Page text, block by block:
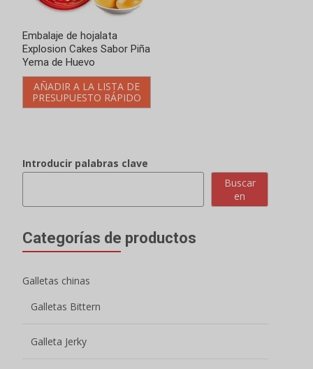
Embalaje de hojalata
Explosion Cakes Sabor Piña
Yema de Huevo
AÑADIR A LA LISTA DE
PRESUPUESTO RÁPIDO
Introducir palabras clave
Buscar
en
Categorías de productos
Galletas chinas
Galletas Bittern
Galleta Jerky